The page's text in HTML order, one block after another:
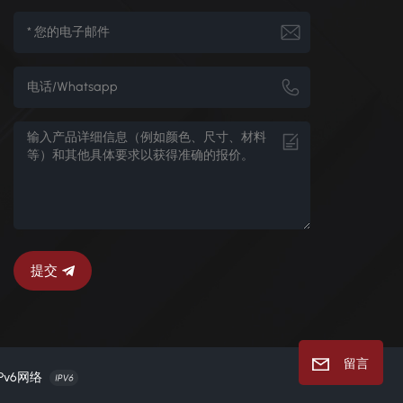
提交
网络
留言